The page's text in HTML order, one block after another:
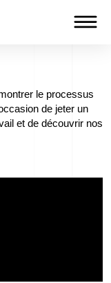
le processus
de jeter un
et de découvrir nos